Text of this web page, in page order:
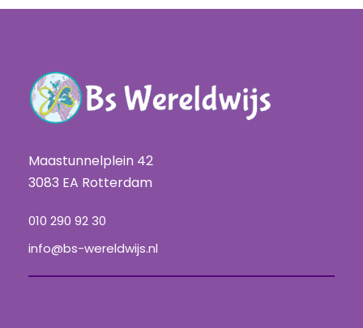
Maastunnelplein 42
3083 EA Rotterdam
010 290 92 30
info@bs-wereldwijs.nl